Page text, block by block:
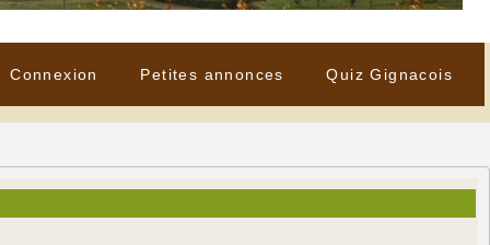
Connexion Petites annonces Quiz Gignacois